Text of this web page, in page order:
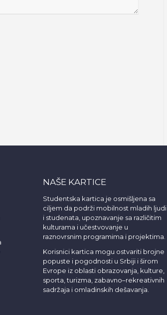
NAŠE KARTICE
Studentska kartica je osmišljena sa
ciljem da podrži mobilnost mladih ljudi
i studenata, upoznavanje sa različitim
kulturama i učestvovanje u
raznovrsnim programima i projektima.
Korisnici kartica mogu ostvariti brojne
popuste i pogodnosti u Srbiji i širom
Evrope iz oblasti obrazovanja, kulture,
sporta, turizma, zabavno–rekreativnih
sadržaja i omladinskih dešavanja.